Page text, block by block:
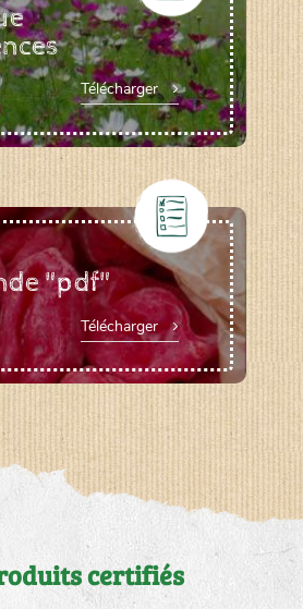
Télécharger
"pdf"
Télécharger
certifiés